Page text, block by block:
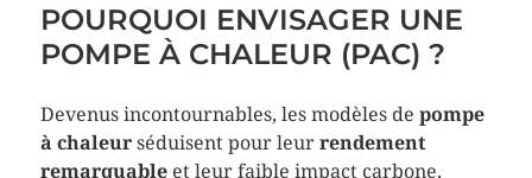
POURQUOI ENVISAGER UNE
POMPE À CHALEUR (PAC) ?
Devenus incontournables, les modèles de pompe
à chaleurséduisent pour leur rendement
remarquableet leur faible impact carbone,